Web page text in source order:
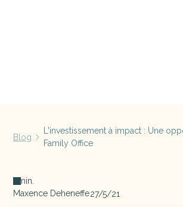
Blog
L'investissement à impact : Une
Family Office
min.
Maxence Deheneffe27/5/21